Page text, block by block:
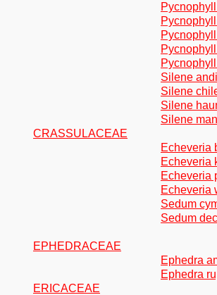
Silene
Silene
Silene
Silene
CRASSULACEAE
Echeveria
Echeveria
Echeveria
Echeveria
Sedum
Sedum
EPHEDRACEAE
Ephedra
Ephedra
ERICACEAE